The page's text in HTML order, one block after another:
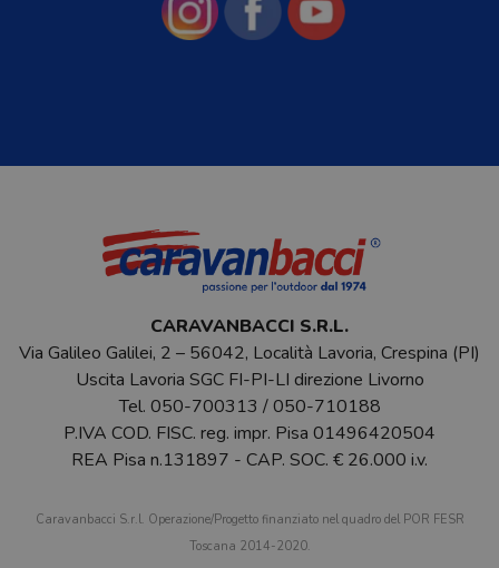
CARAVANBACCI S.R.L.
Via Galileo Galilei, 2 – 56042, Località Lavoria, Crespina (PI)
Uscita Lavoria SGC FI-PI-LI direzione Livorno
Tel. 050-700313 /050-710188
P.IVA COD. FISC. reg. impr. Pisa 01496420504
REA Pisa n.131897 - CAP. SOC. € 26.000 i.v.
Caravanbacci S.r.l. Operazione/Progetto finanziato nel quadro del POR FESR
Toscana 2014-2020.